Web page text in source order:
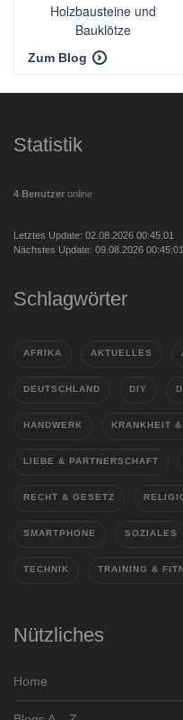
Holzbausteine und
Bauklötze
Zum Blog
Statistik
4 Benutzer online
Letztes Update: 02.08.2026 00:45:01
Nächstes Update: 09.08.2026 00:45:01
Schlagwörter
AFRIKA AKTUELLES
DEUTSCHLAND DIY
HANDWERK KRANKHEIT
LIEBE & PARTNERSCHAFT
RECHT & GESETZ
SMARTPHONE SOZIALES
TECHNIK TRAINING &
Nützliches
Home